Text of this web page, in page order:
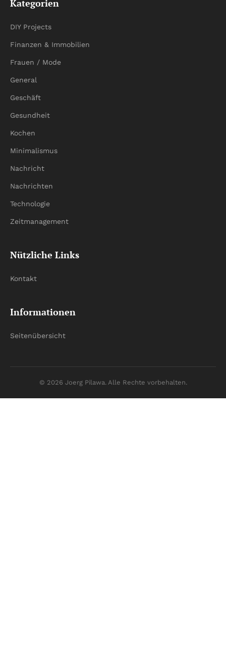
Kategorien
DIY Projects
Finanzen & Immobilien
Frauen / Mode
General
Geschäft
Gesundheit
Kochen
Minimalismus
Nachricht
Nachrichten
Technologie
Zeitmanagement
Nützliche Links
Kontakt
Informationen
Seitenübersicht
© 2026 Joerg Pilawa. Alle Rechte vorbehalten.